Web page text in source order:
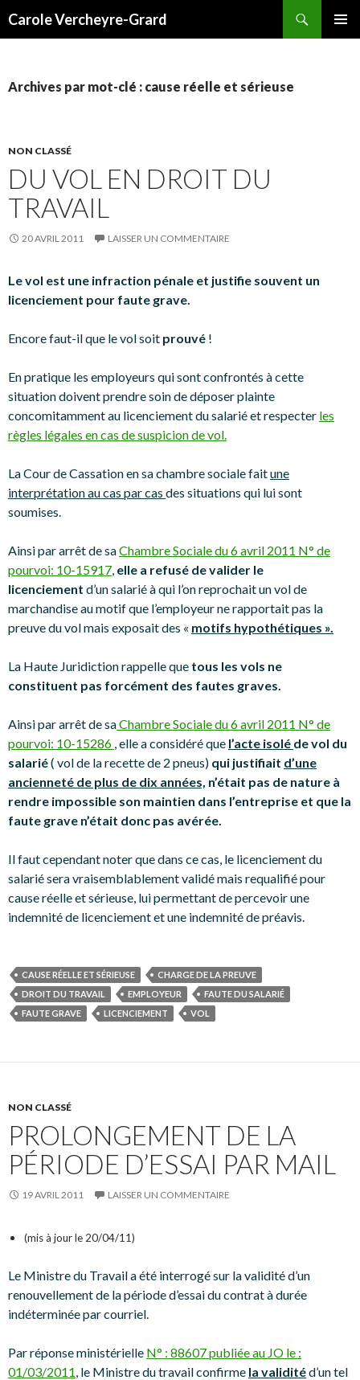
Carole Vercheyre-Grard
Archives par mot-clé : cause réelle et sérieuse
NON CLASSÉ
DU VOL EN DROIT DU
TRAVAIL
20 AVRIL 2011 LAISSER UN COMMENTAIRE
Le vol est une infraction pénale et justifie souvent un
licenciement pour faute grave.
Encore faut-il que le vol soit prouvé !
En pratique les employeurs qui sont confrontés à cette
situation doivent prendre soin de déposer plainte
concomitamment au licenciement du salarié et respecter les
règles légales en cas de suspicion de vol.
La Cour de Cassation en sa chambre sociale faitune
interprétation au cas par cas des situations qui lui sont
soumises.
Ainsi par arrêt de saChambre Sociale du 6 avril 2011 N° de
pourvoi: 10-15917, elle a refusé de valider le
licenciement d’un salarié à qui l’on reprochait un vol de
marchandise au motif que l’employeur ne rapportait pas la
preuve du vol mais exposait des « motifs hypothétiques ».
La Haute Juridiction rappelle que tous les vols ne
constituent pas forcément des fautes graves.
Ainsi par arrêt de saChambre Sociale du 6 avril 2011 N° de
pourvoi: 10-15286 , elle a considéré que l’acte isolé de vol du
salarié( vol de la recette de 2 pneus) qui justifiait d’une
ancienneté de plus de dix années, n’était pas de nature à
rendre impossible son maintien dans l’entreprise et que la
faute grave n’était donc pas avérée.
Il faut cependant noter que dans ce cas, le licenciement du
salarié sera vraisemblablement validé mais requalifié pour
cause réelle et sérieuse, lui permettant de percevoir une
indemnité de licenciement et une indemnité de préavis.
CAUSE RÉELLE ET SÉRIEUSE
CHARGE DE LA PREUVE
DROIT DU TRAVAIL
EMPLOYEUR
FAUTE DU SALARIÉ
FAUTE GRAVE
LICENCIEMENT VOL
NON CLASSÉ
PROLONGEMENT DE LA
PÉRIODE D’ESSAI PAR MAIL
19 AVRIL 2011 LAISSER UN COMMENTAIRE
(mis à jour le 20/04/11)
Le Ministre du Travail a été interrogé sur la validité d’un
renouvellement de la période d’essai du contrat à durée
indéterminée par courriel.
Par réponse ministérielle N° : 88607 publiée au JO le :
01/03/2011, le Ministre du travail confirme la validitéd’un tel